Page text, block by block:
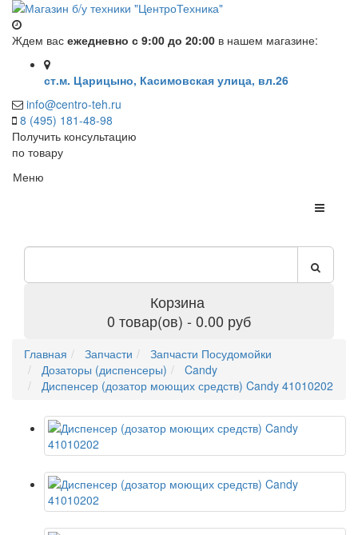
Ждем вас ежедневно с 9:00 до 20:00 в нашем магазине:
ст.м. Царицыно, Касимовская улица, вл.26
info@centro-teh.ru
8 (495) 181-48-98
Получить консультацию
по товару
Меню
Корзина
0 товар(ов) - 0.00 руб
Главная Запчасти
Запчасти Посудомойки
Дозаторы (диспенсеры)
Candy
Диспенсер (дозатор моющих средств) Candy 41010202